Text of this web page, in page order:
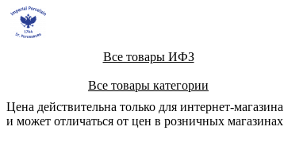
Все товары ИФЗ
Все товары категории
Цена действительна только для интернет-магазина
и может отличаться от цен в розничных магазинах